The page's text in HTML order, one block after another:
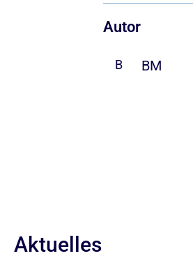
Autor
B BM
Aktuelles